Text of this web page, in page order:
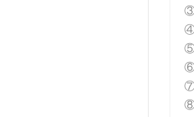
③
④
⑤
⑥
⑦
⑧